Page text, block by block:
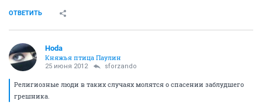
ОТВЕТИТЬ
Hoda
Княжья птица Паулин
25 июня 2012 sforzando
Религиозные люди в таких случаях молятся о спасении заблудшего
грешника.